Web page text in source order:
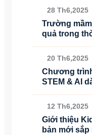
28 Th6,2025
Trường
quả trong
20 Th6,2025
Chương
STEM & AI
12 Th6,2025
Giới thiệu
bản mới